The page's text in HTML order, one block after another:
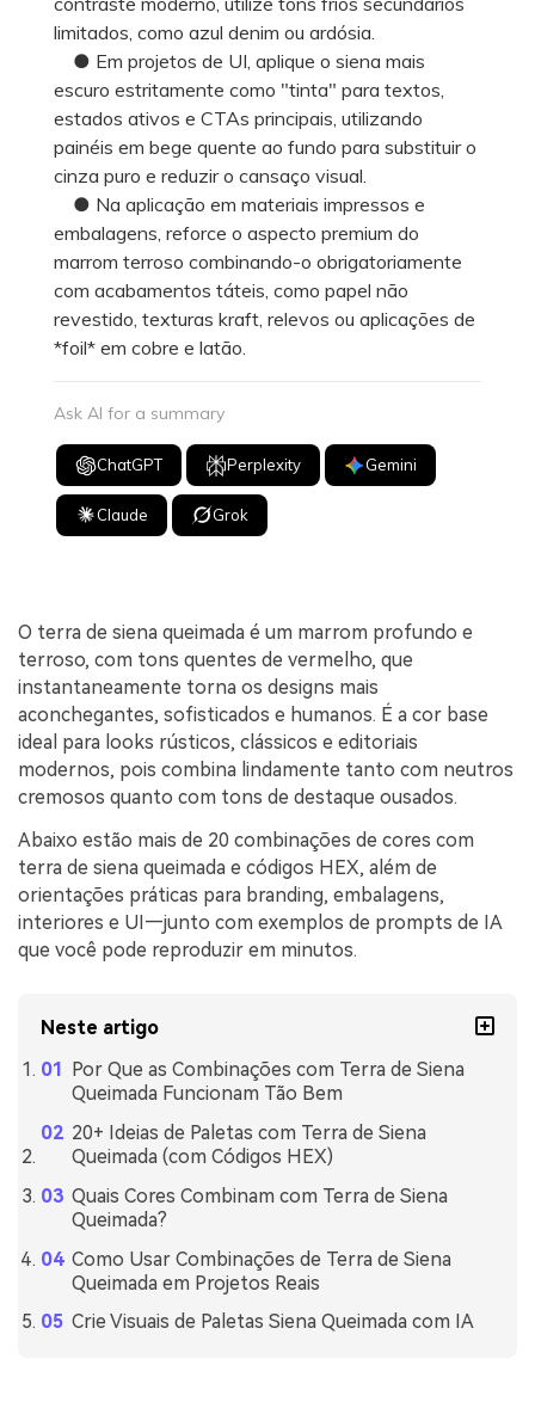
limitados, como azul denim ou ardósia.
● Em projetos de UI, aplique o siena mais
escuro estritamente como "tinta" para textos,
estados ativos e CTAs principais, utilizando
painéis em bege quente ao fundo para substituir o
cinza puro e reduzir o cansaço visual.
● Na aplicação em materiais impressos e
embalagens, reforce o aspecto premium do
marrom terroso combinando-o obrigatoriamente
com acabamentos táteis, como papel não
revestido, texturas kraft, relevos ou aplicações de
*foil* em cobre e latão.
Ask AI for a summary
ChatGPT Perplexity Gemini
Claude Grok
O terra de siena queimada é um marrom profundo e
terroso, com tons quentes de vermelho, que
instantaneamente torna os designs mais
aconchegantes, sofisticados e humanos. É a cor base
ideal para looks rústicos, clássicos e editoriais
modernos, pois combina lindamente tanto com neutros
cremosos quanto com tons de destaque ousados.
Abaixo estão mais de 20 combinações de cores com
terra de siena queimada e códigos HEX, além de
orientações práticas para branding, embalagens,
interiores e UI—junto com exemplos de prompts de IA
que você pode reproduzir em minutos.
Neste artigo
Por Que as Combinações com Terra de Siena
Queimada Funcionam Tão Bem
20+ Ideias de Paletas com Terra de Siena
Queimada (com Códigos HEX)
Quais Cores Combinam com Terra de Siena
Queimada?
Como Usar Combinações de Terra de Siena
Queimada em Projetos Reais
Crie Visuais de Paletas Siena Queimada com IA